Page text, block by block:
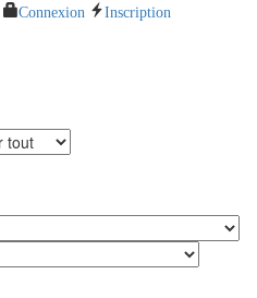
Connexion
Inscription